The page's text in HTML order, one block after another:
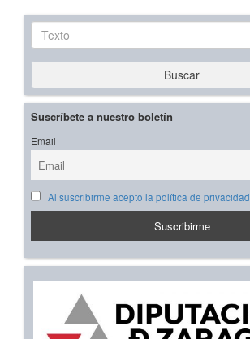
Texto
Buscar
Suscríbete a nuestro boletín
Email
Al suscribirme acepto la política de privacidad